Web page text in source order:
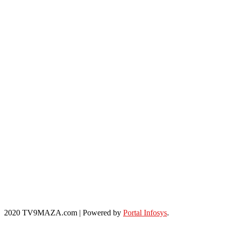
2020 TV9MAZA.com | Powered by Portal Infosys.